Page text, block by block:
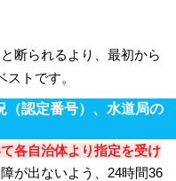
断られるより、最初から
ストです。
（認定番号）、水道局の
各自治体より指定を受け
が出ないよう、24時間36